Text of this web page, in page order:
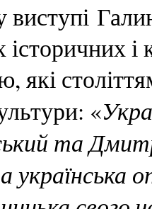
історичних
які
«
та
українська